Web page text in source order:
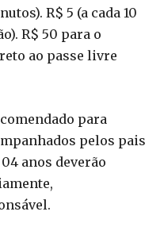
R$ 5 (a cada 10
R$ 50 para o
ao passe livre
para
pelos pais
anos deverão